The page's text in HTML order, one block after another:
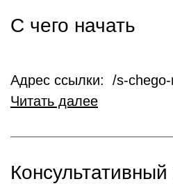
С чего начать
Адрес ссылки: /s-
Читать далее